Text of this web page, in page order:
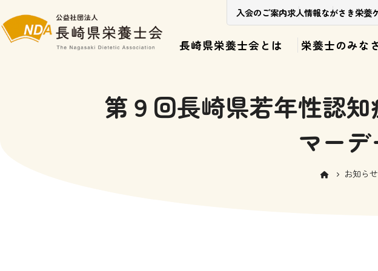
入会のご案内求人情報ながさき栄養
長崎県栄養士会とは 栄養士のみな
第９回長崎県若年性認
マー
お知らせ